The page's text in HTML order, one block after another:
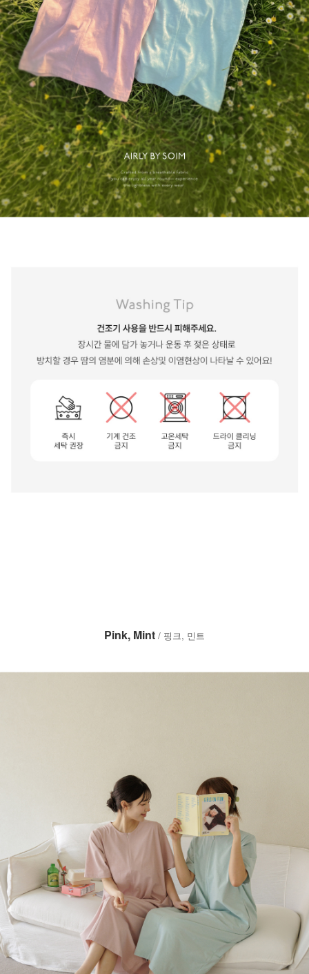
Pink, Mint / 핑크, 민트